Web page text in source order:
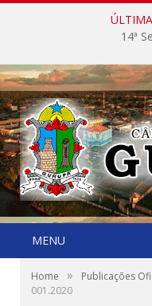
14ª
MENU
Home » Publicações
001.2020